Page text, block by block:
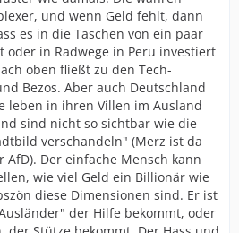
und wenn Geld fehlt, dann
es in die Taschen von ein paar
oder in Radwege in Peru investiert
oben fließt zu den Tech-
Bezos. Aber auch Deutschland
leben in ihren Villen im Ausland
sind nicht so sichtbar wie die
verschandeln" (Merz ist da
AfD). Der einfache Mensch kann
wie viel Geld ein Billionär wie
diese Dimensionen sind. Er ist
der Hilfe bekommt, oder